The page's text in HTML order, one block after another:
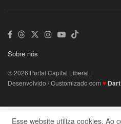
Sobre nós
© 2026 Portal Capital Liberal |
Desenvolvido / Customizado com ♥
Esse website utiliza cookies. Ao